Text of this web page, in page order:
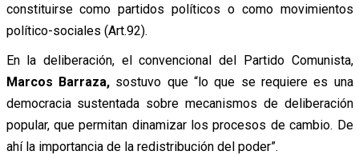
constituirse como partidos políticos o como movimientos
político-sociales (Art.92).
En la deliberación, el convencional del Partido Comunista,
Marcos Barraza,sostuvo que “lo que se requiere es una
democracia sustentada sobre mecanismos de deliberación
popular, que permitan dinamizar los procesos de cambio. De
ahí la importancia de la redistribución del poder”.